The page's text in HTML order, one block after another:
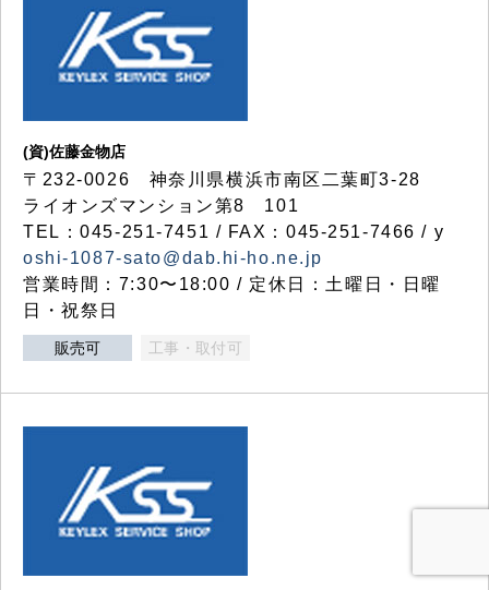
(資)佐藤金物店
〒232-0026 神奈川県横浜市南区二葉町3-28
ライオンズマンション第8 101
TEL：045-251-7451 / FAX：045-251-7466 / y
oshi-1087-sato@dab.hi-ho.ne.jp
営業時間：7:30〜18:00 / 定休日：土曜日・日曜
日・祝祭日
販売可 工事・取付可